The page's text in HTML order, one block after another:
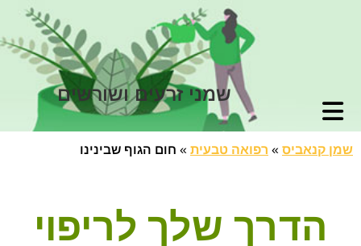
שמני זרעים ושורשים
שמן קנאביס » רפואה טבעית » חום הגוף שבינינו
הדרך שלך לריפוי